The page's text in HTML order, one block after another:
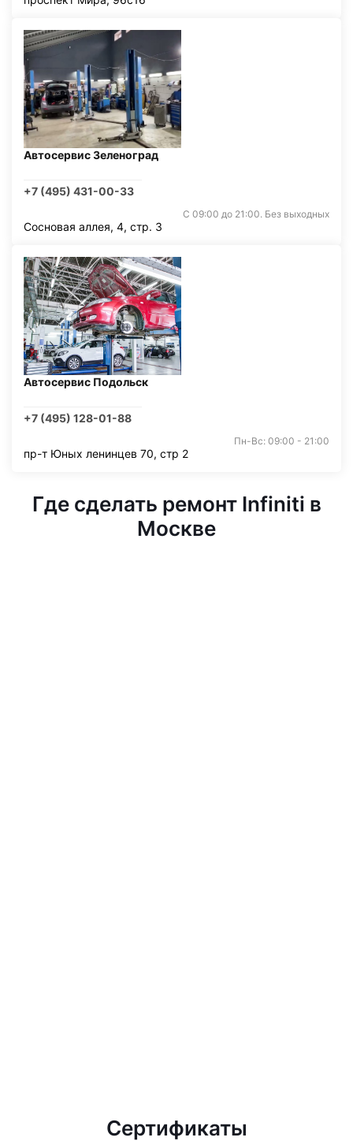
Автосервис Зеленоград
+7 (495) 431-00-33
С 09:00 до 21:00. Без выходных
Сосновая аллея, 4, стр. 3
Автосервис Подольск
+7 (495) 128-01-88
Пн-Вс: 09:00 - 21:00
пр-т Юных ленинцев 70, стр 2
Где сделать ремонт Infiniti в
Москве
Сертификаты